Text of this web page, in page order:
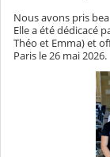
Nous avons pris
Elle a été dédicacé
Théo et Emma) et
Paris le 26 mai 2026.